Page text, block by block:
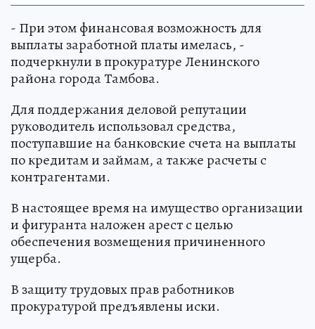
- При этом финансовая возможность для
выплаты заработной платы имелась, -
подчеркнули в прокуратуре Ленинского
района города Тамбова.
Для поддержания деловой репутации
руководитель использовал средства,
поступавшие на банковские счета на выплаты
по кредитам и займам, а также расчеты с
контрагентами.
В настоящее время на имущество организации
и фигуранта наложен арест с целью
обеспечения возмещения причиненного
ущерба.
В защиту трудовых прав работников
прокуратурой предъявлены иски.